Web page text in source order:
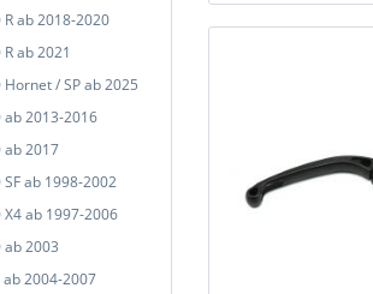
R ab 2018-2020
ab 2021
Hornet / SP ab 2025
ab 2013-2016
ab 2017
SF ab 1998-2002
X4 ab 1997-2006
ab 2003
ab 2004-2007